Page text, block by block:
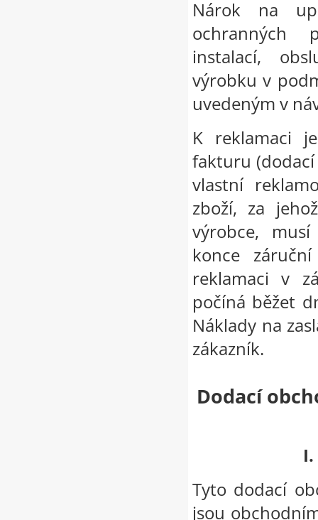
Nárok na
ochranných
instalací,
výrobku v
uvedeným v
K reklamaci
fakturu (dodací
vlastní
zboží, za
výrobce,
konce
reklamaci v
počíná běžet
Náklady na
zákazník.
Dodací
I.
Tyto dodací
jsou